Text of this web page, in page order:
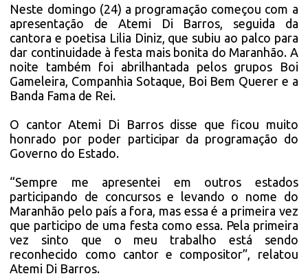
Neste domingo (24) a programação começou com a
apresentação de Atemi Di Barros, seguida da
cantora e poetisa Lilia Diniz, que subiu ao palco para
dar continuidade à festa mais bonita do Maranhão. A
noite também foi abrilhantada pelos grupos Boi
Gameleira, Companhia Sotaque, Boi Bem Querer e a
Banda Fama de Rei.
O cantor Atemi Di Barros disse que ficou muito
honrado por poder participar da programação do
Governo do Estado.
“Sempre me apresentei em outros estados
participando de concursos e levando o nome do
Maranhão pelo país a fora, mas essa é a primeira vez
que participo de uma festa como essa. Pela primeira
vez sinto que o meu trabalho está sendo
reconhecido como cantor e compositor”, relatou
Atemi Di Barros.